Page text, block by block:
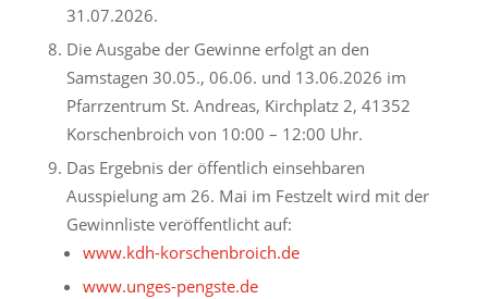
31.07.2026.
Die Ausgabe der Gewinne erfolgt an den
Samstagen 30.05., 06.06. und 13.06.2026 im
Pfarrzentrum St. Andreas, Kirchplatz 2, 41352
Korschenbroich von 10:00 – 12:00 Uhr.
Das Ergebnis der öffentlich einsehbaren
Ausspielung am 26. Mai im Festzelt wird mit der
Gewinnliste veröffentlicht auf:
www.kdh-korschenbroich.de
www.unges-pengste.de